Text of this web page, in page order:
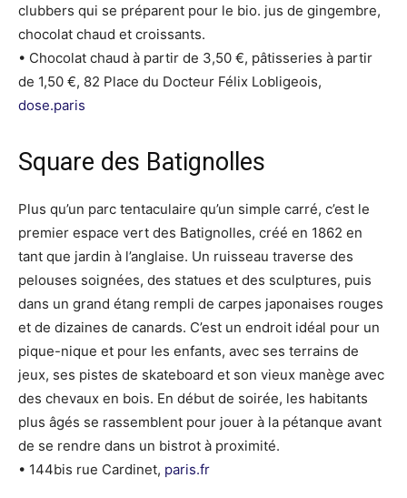
clubbers qui se préparent pour le bio. jus de gingembre,
chocolat chaud et croissants.
• Chocolat chaud à partir de 3,50 €, pâtisseries à partir
de 1,50 €, 82 Place du Docteur Félix Lobligeois,
dose.paris
Square des Batignolles
Plus qu’un parc tentaculaire qu’un simple carré, c’est le
premier espace vert des Batignolles, créé en 1862 en
tant que jardin à l’anglaise. Un ruisseau traverse des
pelouses soignées, des statues et des sculptures, puis
dans un grand étang rempli de carpes japonaises rouges
et de dizaines de canards. C’est un endroit idéal pour un
pique-nique et pour les enfants, avec ses terrains de
jeux, ses pistes de skateboard et son vieux manège avec
des chevaux en bois. En début de soirée, les habitants
plus âgés se rassemblent pour jouer à la pétanque avant
de se rendre dans un bistrot à proximité.
• 144bis rue Cardinet, paris.fr